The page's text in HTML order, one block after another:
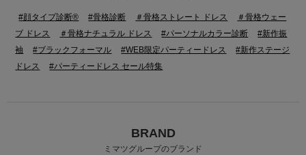
#顔タイプ診断® #骨格診断 ＃骨格ストレート ドレス
＃骨格ウェー
ブ ドレス
＃骨格ナチュラル ドレス #パーソナルカラー診断
#新作振
袖
#ブラックフォーマル #WEB限定パーティードレス
#新作ステージ
ドレス
#パーティードレス セール特集
BRAND
ミマツグループのブランド